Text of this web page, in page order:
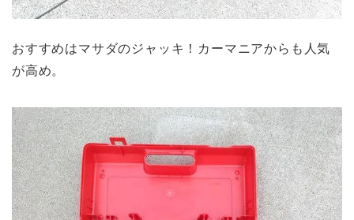
おすすめはマサダのジャッキ！カーマニアからも人気
が高め。